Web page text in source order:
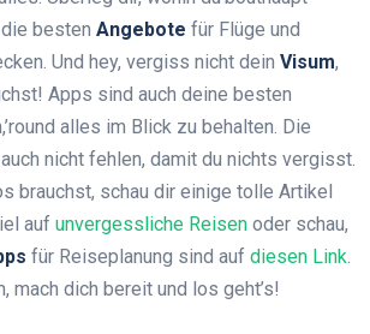
besten Angebote für Flüge und
Und hey, vergiss nicht dein Visum,
Apps sind auch deine besten
alles im Blick zu behalten. Die
nicht fehlen, damit du nichts vergisst.
brauchst, schau dir einige tolle Artikel
auf unvergessliche Reisen oder schau,
für Reiseplanung sind auf diesen Link.
mach dich bereit und los geht’s!